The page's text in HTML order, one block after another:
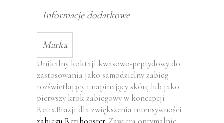
Informacje dodatkowe
Marka
Unikalny koktajl kwasowo-peptydowy do
zastosowania jako samodzielny zabieg
rozświetlający i napinający skórę lub jako
pierwszy krok zabiegowy w koncepcji
Retix.Brazji dla zwiększenia intensywności
zabiegu Retibooster. Zawiera optymalnie